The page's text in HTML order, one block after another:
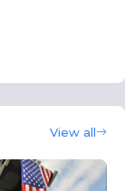
View all